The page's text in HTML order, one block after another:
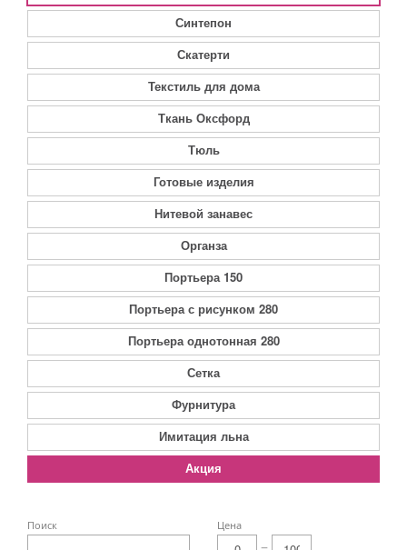
Синтепон
Скатерти
Текстиль для дома
Ткань Оксфорд
Тюль
Готовые изделия
Нитевой занавес
Органза
Портьера 150
Портьера с рисунком 280
Портьера однотонная 280
Сетка
Фурнитура
Имитация льна
Акция
Поиск Цена